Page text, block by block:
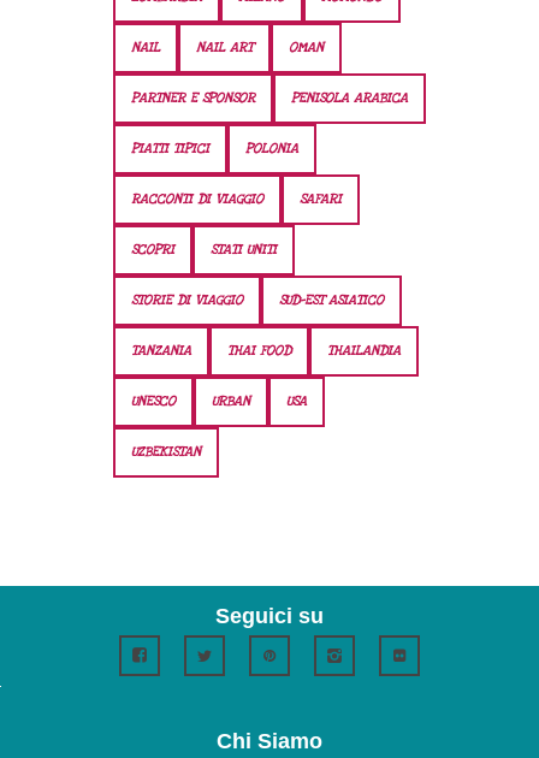
NAIL NAIL ART OMAN
PARTNER E SPONSOR PENISOLA ARABICA
PIATTI TIPICI POLONIA
RACCONTI DI VIAGGIO SAFARI
SCOPRI STATI UNITI
STORIE DI VIAGGIO SUD-EST ASIATICO
TANZANIA THAI FOOD THAILANDIA
UNESCO URBAN USA
UZBEKISTAN
Seguici su
Chi Siamo